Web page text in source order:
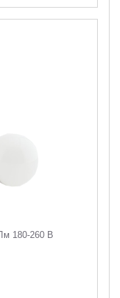
180-260 В